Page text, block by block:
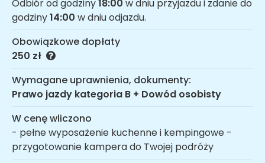
Odbiór od godziny18:00 w dniu przyjazdu i zdanie do
godziny14:00 w dniu odjazdu.
Obowiązkowe dopłaty
250 zł
Wymagane uprawnienia, dokumenty:
Prawo jazdy kategoria B + Dowód osobisty
W cenę wliczono
- pełne wyposażenie kuchenne i kempingowe -
przygotowanie kampera do Twojej podróży